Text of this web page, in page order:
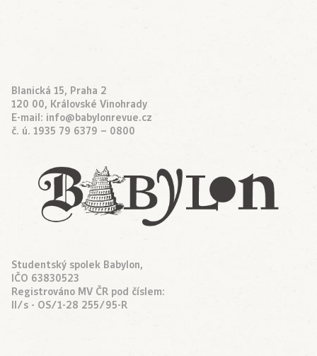
Blanická 15, Praha 2
120 00, Královské Vinohrady
E-mail: info@babylonrevue.cz
č. ú. 1935 79 6379 – 0800
Studentský spolek Babylon,
IČO 63830523
Registrováno MV ČR pod číslem:
II/s - OS/1-28 255/95-R